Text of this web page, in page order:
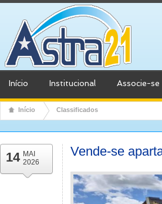
Início Institucional Associe-se
Início Classificados
14 MAI
2026
Vende-se